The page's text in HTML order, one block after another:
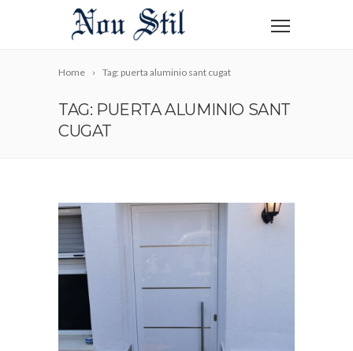
Home Tag: puerta aluminio sant cugat
TAG: PUERTA ALUMINIO SANT
CUGAT